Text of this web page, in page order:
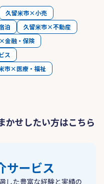
久留米市×小売
泊
久留米市×不動産
金融・保険
ス
市×医療・福祉
かせしたい方はこちら
サービス
した豊富な経験と実績の